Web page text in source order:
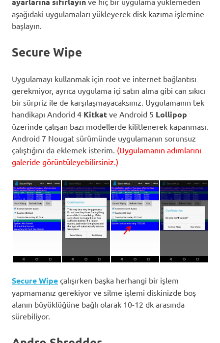
aşağıdaki uygulamaları yükleyerek disk kazıma işlemine
başlayın.
Secure Wipe
Uygulamayı kullanmak için root ve internet bağlantısı
gerekmiyor, ayrıca uygulama içi satın alma gibi can sıkıcı
bir sürpriz ile de karşılaşmayacaksınız. Uygulamanın tek
handikapı Andorid 4 Kitkat ve Android 5 Lollipop
üzerinde çalışan bazı modellerde kilitlenerek kapanması.
Android 7 Nougat sürümünde uygulamanın sorunsuz
çalıştığını da eklemek isterim. (Uygulamanın adımlarını
galeride görüntüleyebilirsiniz.)
Secure Wipe çalışırken başka herhangi bir işlem
yapmamanız gerekiyor ve silme işlemi diskinizde boş
alanın büyüklüğüne bağlı olarak 10-12 dk arasında
sürebiliyor.